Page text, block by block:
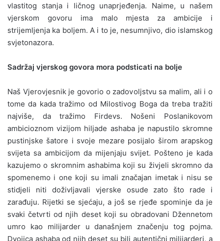
vlastitog stanja i ličnog unaprjeđenja. Naime, u našem
vjerskom govoru ima malo mjesta za ambicije i
strijemljenja ka boljem. A i to je, nesumnjivo, dio islamskog
svjetonazora.
Sadržaj vjerskog govora mora podsticati na bolje
Naš Vjerovjesnik je govorio o zadovoljstvu sa malim, ali i o
tome da kada tražimo od Milostivog Boga da treba tražiti
najviše, da tražimo Firdevs. Nošeni Poslanikovom
ambicioznom vizijom hiljade ashaba je napustilo skromne
pustinjske šatore i svoje mezare posijalo širom arapskog
svijeta sa ambicijom da mijenjaju svijet. Pošteno je kada
kazujemo o skromnim ashabima koji su živjeli skromno da
spomenemo i one koji su imali značajan imetak i nisu se
stidjeli niti doživljavali vjerske osude zato što rade i
zarađuju. Rijetki se sjećaju, a još se rjeđe spominje da je
svaki četvrti od njih deset koji su obradovani Džennetom
umro kao milijarder u današnjem značenju tog pojma.
Dvojica ashaba od njih deset su bili autentični milijarderi, a